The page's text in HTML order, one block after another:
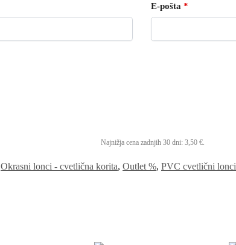
E-pošta *
Najnižja cena zadnjih 30 dni: 3,50 €
Okrasni lonci - cvetlična korita, Outlet %, PVC cvetlični lonci